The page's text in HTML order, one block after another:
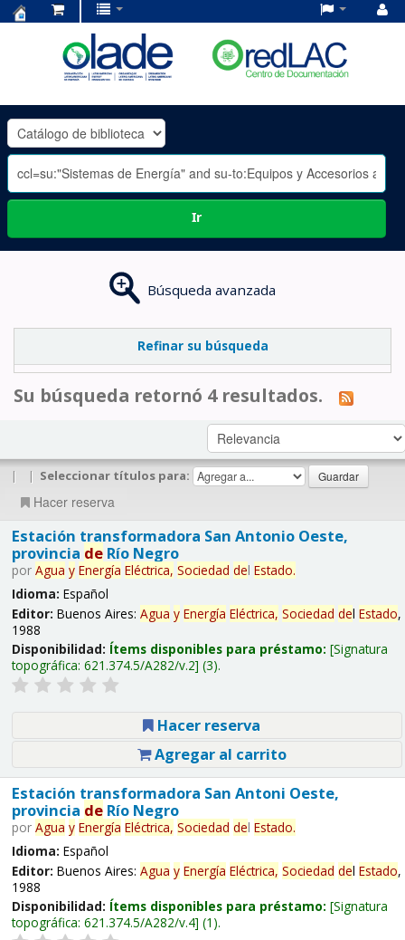
OLADE
-
Ir
Búsqueda avanzada
Refinar su búsqueda
Su búsqueda retornó 4 resultados.
| | Seleccionar títulos para:
Hacer reserva
Estación transformadora San Antonio Oeste,
provincia deRío Negro
por Agua y Energía Eléctrica, Sociedad del Estado.
Idioma: Español
Editor: Buenos Aires: Agua y Energía Eléctrica, Sociedad del Estado,
1988
Disponibilidad: Ítems disponibles para préstamo: Signatura
topográfica: 621.374.5/A282/v.2 (3).
Hacer reserva
Agregar al carrito
Estación transformadora San Antoni Oeste,
provincia deRío Negro
por Agua y Energía Eléctrica, Sociedad del Estado.
Idioma: Español
Editor: Buenos Aires: Agua y Energía Eléctrica, Sociedad del Estado,
1988
Disponibilidad: Ítems disponibles para préstamo: Signatura
topográfica: 621.374.5/A282/v.4 (1).